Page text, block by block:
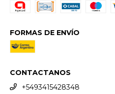
FORMAS DE ENVÍO
CONTACTANOS
+5493415428348